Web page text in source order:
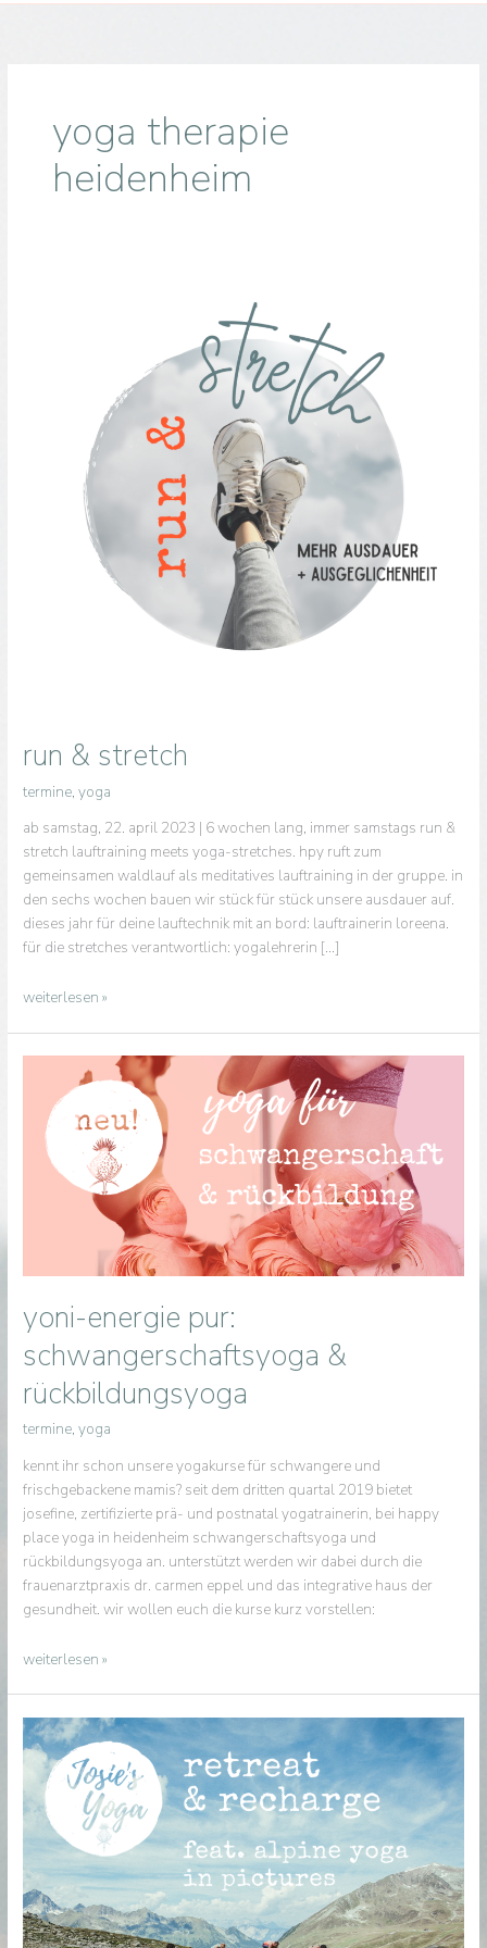
yoga therapie
heidenheim
run & stretch
termine,yoga
ab samstag, 22. april 2023 | 6 wochen lang, immer samstags run &
stretch lauftraining meets yoga-stretches. hpy ruft zum
gemeinsamen waldlauf als meditatives lauftraining in der gruppe. in
den sechs wochen bauen wir stück für stück unsere ausdauer auf.
dieses jahr für deine lauftechnik mit an bord: lauftrainerin loreena.
für die stretches verantwortlich: yogalehrerin […]
run
weiterlesen »
yoni-energie pur:
schwangerschaftsyoga &
rückbildungsyoga
termine,yoga
kennt ihr schon unsere yogakurse für schwangere und
frischgebackene mamis? seit dem dritten quartal 2019 bietet
josefine, zertifizierte prä- und postnatal yogatrainerin, bei happy
place yoga in heidenheim schwangerschaftsyoga und
rückbildungsyoga an. unterstützt werden wir dabei durch die
frauenarztpraxis dr. carmen eppel und das integrative haus der
gesundheit. wir wollen euch die kurse kurz vorstellen:
yoni-
schwangerschaftsyoga
&
rückbildungsyoga
weiterlesen »